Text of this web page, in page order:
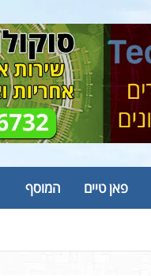
פאן טיים המוסף